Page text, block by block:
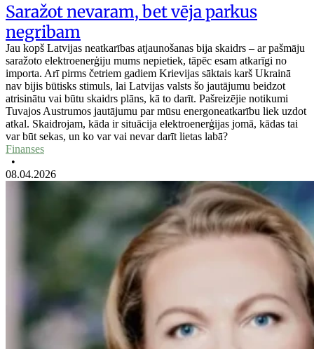
Saražot nevaram, bet vēja parkus
negribam
Jau kopš Latvijas neatkarības atjaunošanas bija skaidrs – ar pašmāju
saražoto elektroenerģiju mums nepietiek, tāpēc esam atkarīgi no
importa. Arī pirms četriem gadiem Krievijas sāktais karš Ukrainā
nav bijis būtisks stimuls, lai Latvijas valsts šo jautājumu beidzot
atrisinātu vai būtu skaidrs plāns, kā to darīt. Pašreizējie notikumi
Tuvajos Austrumos jautājumu par mūsu energoneatkarību liek uzdot
atkal. Skaidrojam, kāda ir situācija elektroenerģijas jomā, kādas tai
var būt sekas, un ko var vai nevar darīt lietas labā?
Finanses
•
08.04.2026